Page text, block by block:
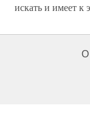
искать и имеет к
О